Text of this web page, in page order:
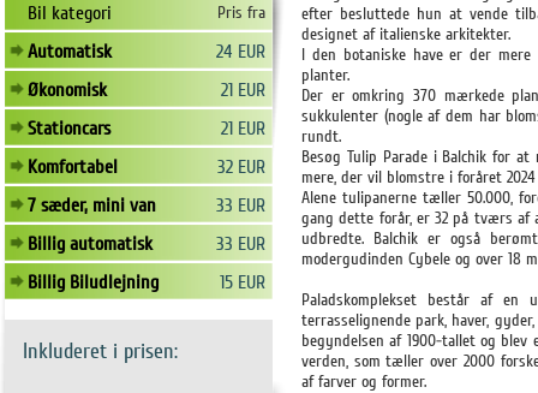
Bil kategori Pris fra
Automatisk
24 EUR
Økonomisk
21 EUR
Stationcars
21 EUR
Komfortabel
32 EUR
7 sæder, mini van
33 EUR
Billig automatisk
33 EUR
Billig Biludlejning
15 EUR
Inkluderet i prisen:
efter besluttede hun at vende
designet af italienske arkitekter.
I den botaniske have er der
planter.
Der er omkring 370 mærkede
sukkulenter (nogle af dem har
rundt.
Besøg Tulip Parade i Balchik for
mere, der vil blomstre i foråret
Alene tulipanerne tæller 50.000,
gang dette forår, er 32 på tværs af
udbredte. Balchik er også
modergudinden Cybele og over
Paladskomplekset består af en
terrasselignende park, haver,
begyndelsen af 1900-tallet og
verden, som tæller over 2000
af farver og former.